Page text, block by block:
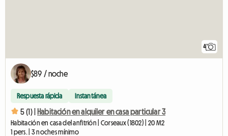
4
$89 / noche
Respuesta rápida Instantánea
5 (1) | Habitación en alquiler en casa particular 3
Habitación en casa del anfitrión | Corseaux (1802) | 20 M2
1 pers. | 3 noches mínimo